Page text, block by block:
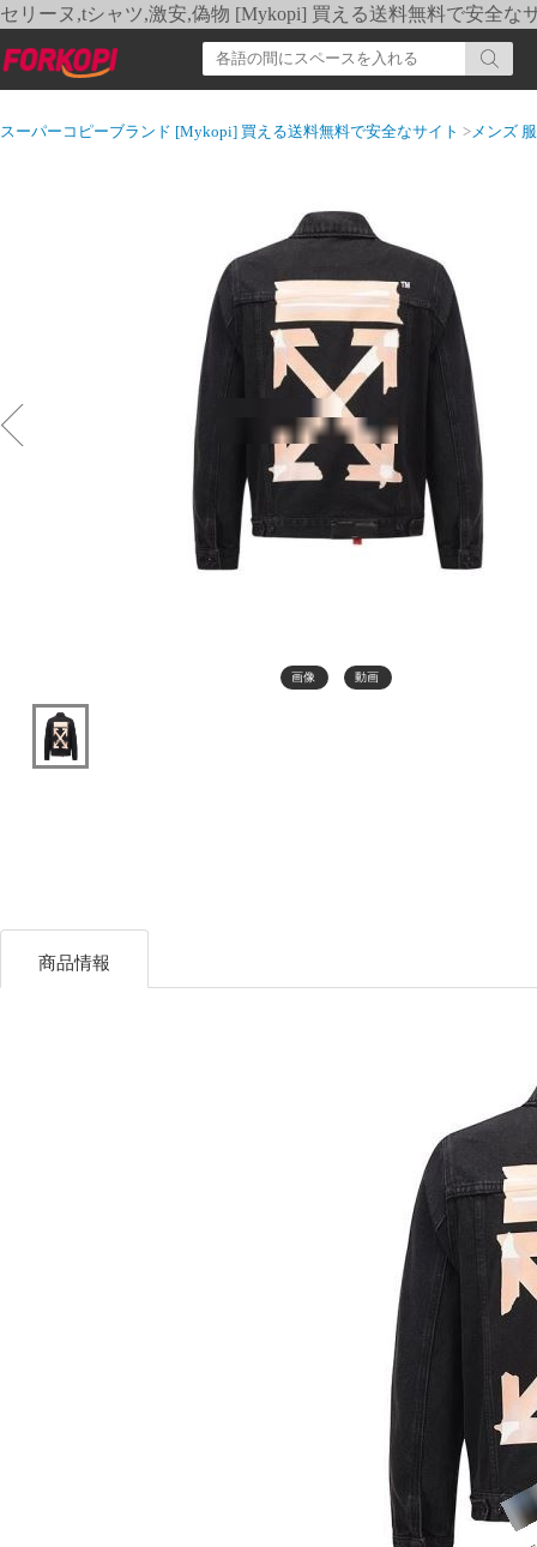
セリーヌ,tシャツ,激安,偽物 [Mykopi] 買える送料無料で安全な
スーパーコピーブランド [Mykopi] 買える送料無料で安全なサイト >メンズ 服
画像 動画
商品情報